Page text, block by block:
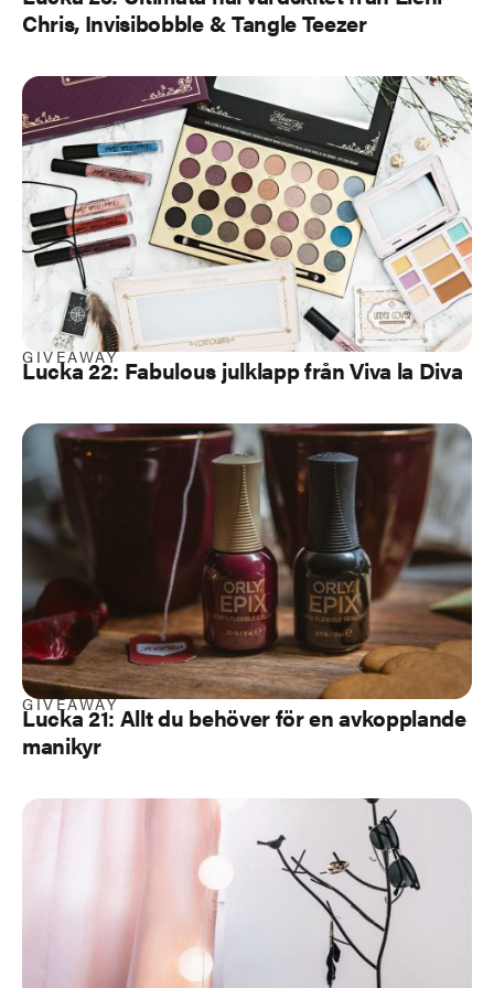
Chris, Invisibobble & Tangle Teezer
GIVEAWAY
Lucka 22: Fabulous julklapp från Viva la Diva
GIVEAWAY
Lucka 21: Allt du behöver för en avkopplande
manikyr